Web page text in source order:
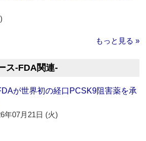
もっと見る »
ス‐FDA関連‐
が世界初の経口PCSK9阻害薬を承
年07月21日 (火)